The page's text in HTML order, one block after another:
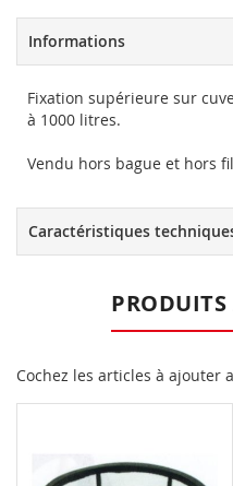
Informations
Fixation supérieure sur
à 1000 litres.
Vendu hors bague et hors
Caractéristiques
PRODUITS
Cochez les articles à ajouter